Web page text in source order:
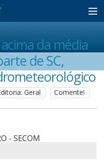
da média
de SC,
Geral Comente!